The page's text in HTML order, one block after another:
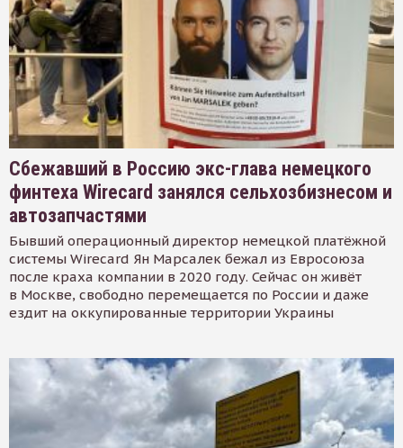
Сбежавший в Россию экс-глава немецкого
финтеха Wirecard занялся сельхозбизнесом и
автозапчастями
Бывший операционный директор немецкой платёжной
системы Wirecard Ян Марсалек бежал из Евросоюза
после краха компании в 2020 году. Сейчас он живёт
в Москве, свободно перемещается по России и даже
ездит на оккупированные территории Украины